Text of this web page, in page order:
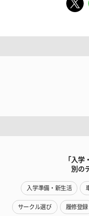
「入学
別の
入学準備・新生活
サークル選び 履修登録